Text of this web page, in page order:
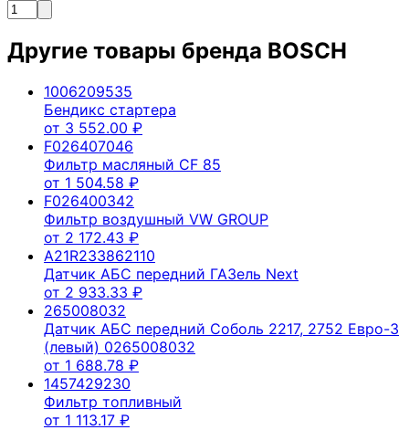
Другие товары бренда BOSCH
1006209535
Бендикс стартера
от 3 552.00 ₽
F026407046
Фильтр масляный CF 85
от 1 504.58 ₽
F026400342
Фильтр воздушный VW GROUP
от 2 172.43 ₽
A21R233862110
Датчик АБС передний ГАЗель Next
от 2 933.33 ₽
265008032
Датчик АБС передний Соболь 2217, 2752 Евро-3
(левый) 0265008032
от 1 688.78 ₽
1457429230
Фильтр топливный
от 1 113.17 ₽